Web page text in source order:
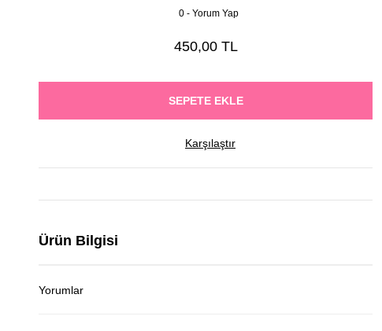
0 - Yorum Yap
450,00 TL
SEPETE EKLE
Karşılaştır
Ürün Bilgisi
Yorumlar